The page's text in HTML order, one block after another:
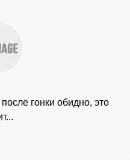
гонки обидно, это